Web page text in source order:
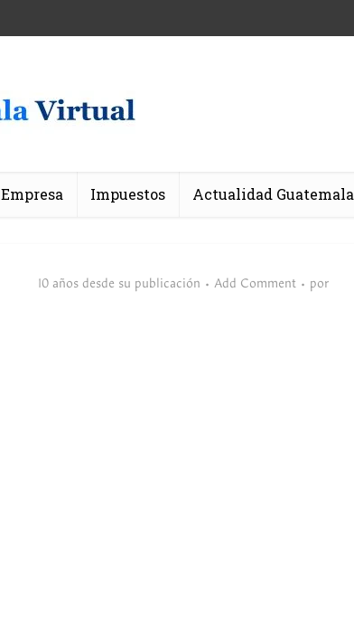
Empresa Impuestos Actualidad Guatemala
10 años desde su publicación Add Comment por